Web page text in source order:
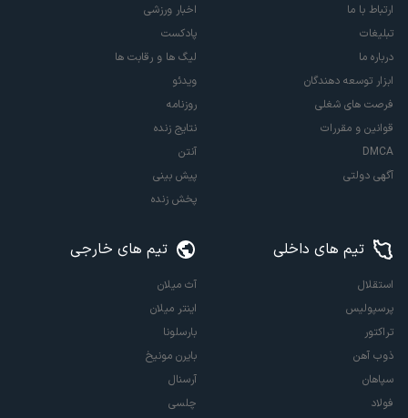
ارتباط با ما
تبلیغات
درباره ما
ابزار توسعه دهندگان
فرصت های شغلی
قوانین و مقررات
DMCA
آگهی دولتی
اخبار ورزشی
پادکست
لیگ ها و رقابت ها
ویدئو
روزنامه
نتایج زنده
آنتن
پیش بینی
پخش زنده
تیم های داخلی
استقلال
پرسپولیس
تراکتور
ذوب آهن
سپاهان
فولاد
تیم های خارجی
آث میلان
اینتر میلان
بارسلونا
بایرن مونیخ
آرسنال
چلسی